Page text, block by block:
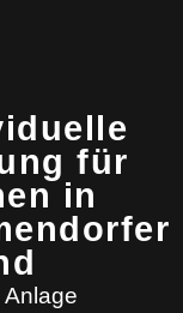
für
in
Anlage